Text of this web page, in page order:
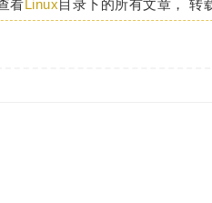
看Linux目录下的所有文章， 转